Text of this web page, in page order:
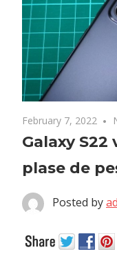
February 7, 2022
Galaxy
plase de
Posted by